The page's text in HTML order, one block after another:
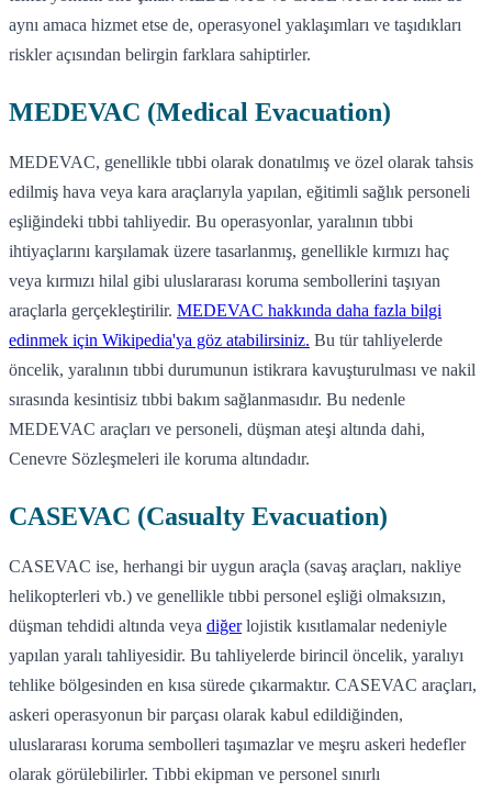
aynı amaca hizmet etse de, operasyonel yaklaşımları ve taşıdıkları
riskler açısından belirgin farklara sahiptirler.
MEDEVAC (Medical Evacuation)
MEDEVAC, genellikle tıbbi olarak donatılmış ve özel olarak tahsis
edilmiş hava veya kara araçlarıyla yapılan, eğitimli sağlık personeli
eşliğindeki tıbbi tahliyedir. Bu operasyonlar, yaralının tıbbi
ihtiyaçlarını karşılamak üzere tasarlanmış, genellikle kırmızı haç
veya kırmızı hilal gibi uluslararası koruma sembollerini taşıyan
araçlarla gerçekleştirilir. MEDEVAC hakkında daha fazla bilgi
edinmek için Wikipedia'ya göz atabilirsiniz. Bu tür tahliyelerde
öncelik, yaralının tıbbi durumunun istikrara kavuşturulması ve nakil
sırasında kesintisiz tıbbi bakım sağlanmasıdır. Bu nedenle
MEDEVAC araçları ve personeli, düşman ateşi altında dahi,
Cenevre Sözleşmeleri ile koruma altındadır.
CASEVAC (Casualty Evacuation)
CASEVAC ise, herhangi bir uygun araçla (savaş araçları, nakliye
helikopterleri vb.) ve genellikle tıbbi personel eşliği olmaksızın,
düşman tehdidi altında veya diğerlojistik kısıtlamalar nedeniyle
yapılan yaralı tahliyesidir. Bu tahliyelerde birincil öncelik, yaralıyı
tehlike bölgesinden en kısa sürede çıkarmaktır. CASEVAC araçları,
askeri operasyonun bir parçası olarak kabul edildiğinden,
uluslararası koruma sembolleri taşımazlar ve meşru askeri hedefler
olarak görülebilirler. Tıbbi ekipman ve personel sınırlı